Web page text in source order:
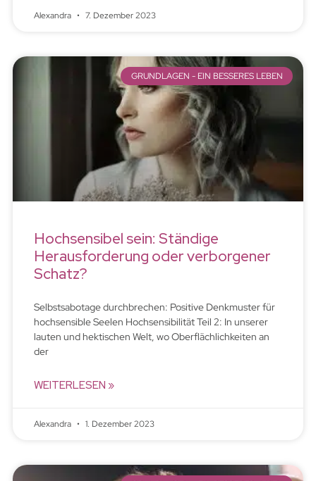
Alexandra 7. Dezember 2023
GRUNDLAGEN - EIN BESSERES LEBEN
Hochsensibel sein: Ständige
Herausforderung oder verborgener
Schatz?
Selbstsabotage durchbrechen: Positive Denkmuster für
hochsensible Seelen Hochsensibilität Teil 2: In unserer
lauten und hektischen Welt, wo Oberflächlichkeiten an
der
WEITERLESEN »
Alexandra 1. Dezember 2023